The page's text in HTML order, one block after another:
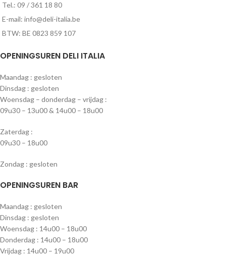
Tel.: 09 / 361 18 80
E-mail: info@deli-italia.be
BTW: BE 0823 859 107
OPENINGSUREN DELI ITALIA
Maandag : gesloten
Dinsdag : gesloten
Woensdag – donderdag – vrijdag :
09u30 – 13u00 & 14u00 – 18u00
Zaterdag :
09u30 – 18u00
Zondag : gesloten
OPENINGSUREN BAR
Maandag : gesloten
Dinsdag : gesloten
Woensdag : 14u00 – 18u00
Donderdag : 14u00 – 18u00
Vrijdag : 14u00 – 19u00